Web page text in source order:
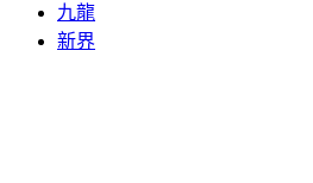
九龍
新界